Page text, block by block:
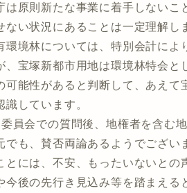
は原則新たな事業に着手しないこ
い状況にあることは一定理解し
境林については、特別会計によ
、宝塚新都市用地は環境林特会と
可能性があると判断して、あえ
しています。
員会での質問後、地権者を含む
でも、賛否両論あるようでござい
とには、不安、もったいないとの
後の先行き見込み等を踏まえる